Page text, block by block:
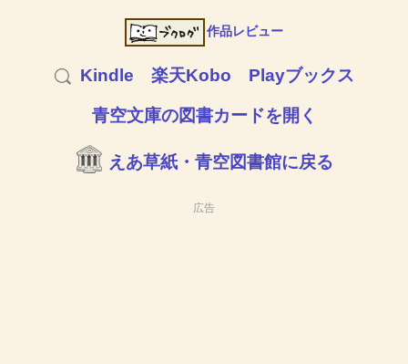
作品レビュー
Kindle 楽天Kobo Playブックス
青空文庫の図書カードを開く
えあ草紙・青空図書館に戻る
広告